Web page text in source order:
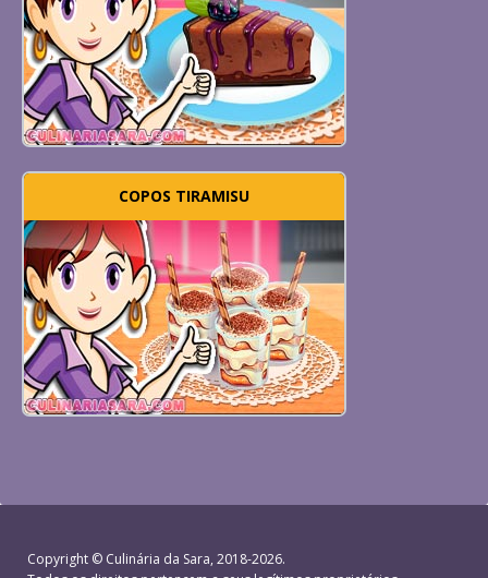
COPOS TIRAMISU
Copyright © Culinária da Sara, 2018-2026.